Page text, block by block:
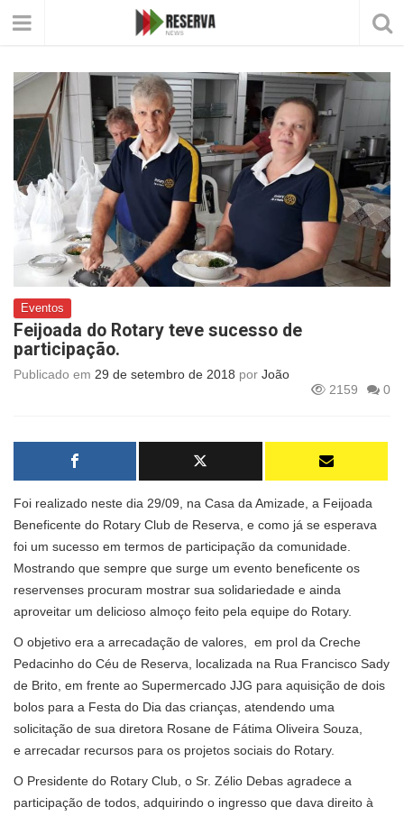
Eventos
Feijoada do Rotary teve sucesso de
participação.
Publicado em 29 de setembro de 2018 por João
2159
0
Foi realizado neste dia 29/09, na Casa da Amizade, a Feijoada
Beneficente do Rotary Club de Reserva, e como já se esperava
foi um sucesso em termos de participação da comunidade.
Mostrando que sempre que surge um evento beneficente os
reservenses procuram mostrar sua solidariedade e ainda
aproveitar um delicioso almoço feito pela equipe do Rotary.
O objetivo era a arrecadação de valores, em prol da Creche
Pedacinho do Céu de Reserva, localizada na Rua Francisco Sady
de Brito, em frente ao Supermercado JJG para aquisição de dois
bolos para a Festa do Dia das crianças, atendendo uma
solicitação de sua diretora Rosane de Fátima Oliveira Souza,
e arrecadar recursos para os projetos sociais do Rotary.
O Presidente do Rotary Club, o Sr. Zélio Debas agradece a
participação de todos, adquirindo o ingresso que dava direito à